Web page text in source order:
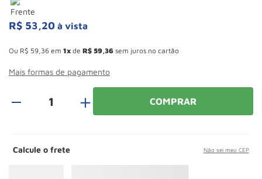
R$ 53,20 à vista
Ou R$ 59,36 em 1 de R$ 59,36 sem juros no cartão
Mais formas de pagamento
＋ COMPRAR
Calcule o frete Não sei meu CEP
10 º